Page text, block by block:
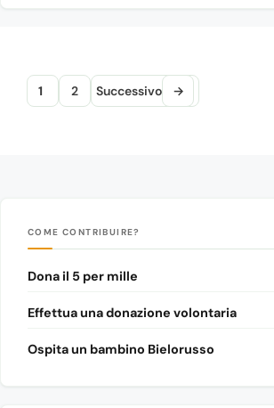
Pagina
1 Pagina
2 Successivo →
COME CONTRIBUIRE?
Dona il 5 per mille
Effettua una donazione volontaria
Ospita un bambino Bielorusso